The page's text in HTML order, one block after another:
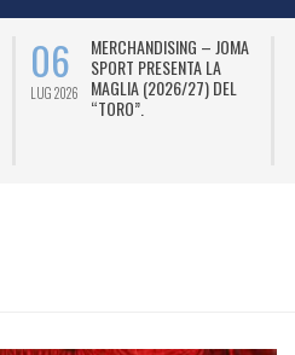
06
LUG 2026
MERCHANDISING – JOMA
SPORT PRESENTA LA
MAGLIA (2026/27) DEL
“TORO”.